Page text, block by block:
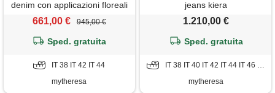
denim con applicazioni floreali
661,00 € 945,00 €
Sped. gratuita
IT 38 IT 42 IT 44
mytheresa
jeans kiera
1.210,00 €
Sped. gratuita
IT 38 IT 40 IT 42 IT 44 IT 46 IT 48 IT 50
mytheresa